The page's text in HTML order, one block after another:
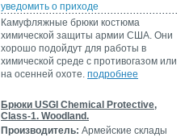
уведомить о приходе
Камуфляжные брюки костюма
химической защиты армии США. Они
хорошо подойдут для работы в
химической среде с противогазом или
на осенней охоте. подробнее
Брюки USGI Chemical Protective,
Class-1. Woodland.
Производитель: Армейские склады